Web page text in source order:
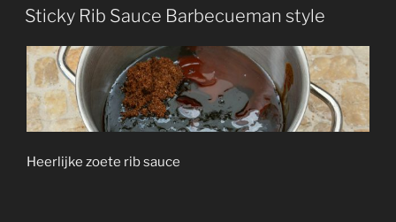
Sticky Rib Sauce Barbecueman style
Heerlijke zoete rib sauce